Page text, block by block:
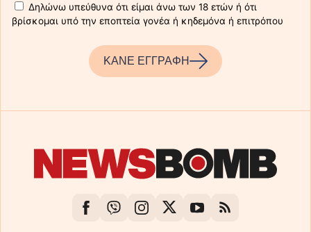
Δηλώνω υπεύθυνα ότι είμαι άνω των 18 ετών ή ότι
βρίσκομαι υπό την εποπτεία γονέα ή κηδεμόνα ή επιτρόπου
ΚΑΝΕ ΕΓΓΡΑΦΗ